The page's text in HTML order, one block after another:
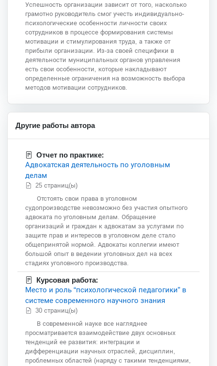
Успешность организации зависит от того, насколько
грамотно руководитель смог учесть индивидуально-
психологические особенности личности своих
сотрудников в процессе формирования системы
мотивации и стимулирования труда, а также от
прибыли организации. Из-за своей специфики в
деятельности муниципальных органов управления
есть свои особенности, которые накладывают
определенные ограничения на возможность выбора
методов мотивации сотрудников.
Другие работы автора
Отчет по практике:
Адвокатская деятельность по уголовным
делам
25 страниц(ы)
Отстоять свои права в уголовном
судопроизводстве невозможно без участия опытного
адвоката по уголовным делам. Обращение
организаций и граждан к адвокатам за услугами по
защите прав и интересов в уголовном деле стало
общепринятой нормой. Адвокаты коллегии имеют
большой опыт в ведении уголовных дел на всех
стадиях уголовного производства.
Курсовая работа:
Место и роль “психологической педагогики” в
системе современного научного знания
30 страниц(ы)
В современной науке все нагляднее
просматривается взаимодействие двух основных
тенденций ее развития: интеграции и
дифференциации научных отраслей, дисциплин,
проблемных областей (наряду с такими тенденциями,